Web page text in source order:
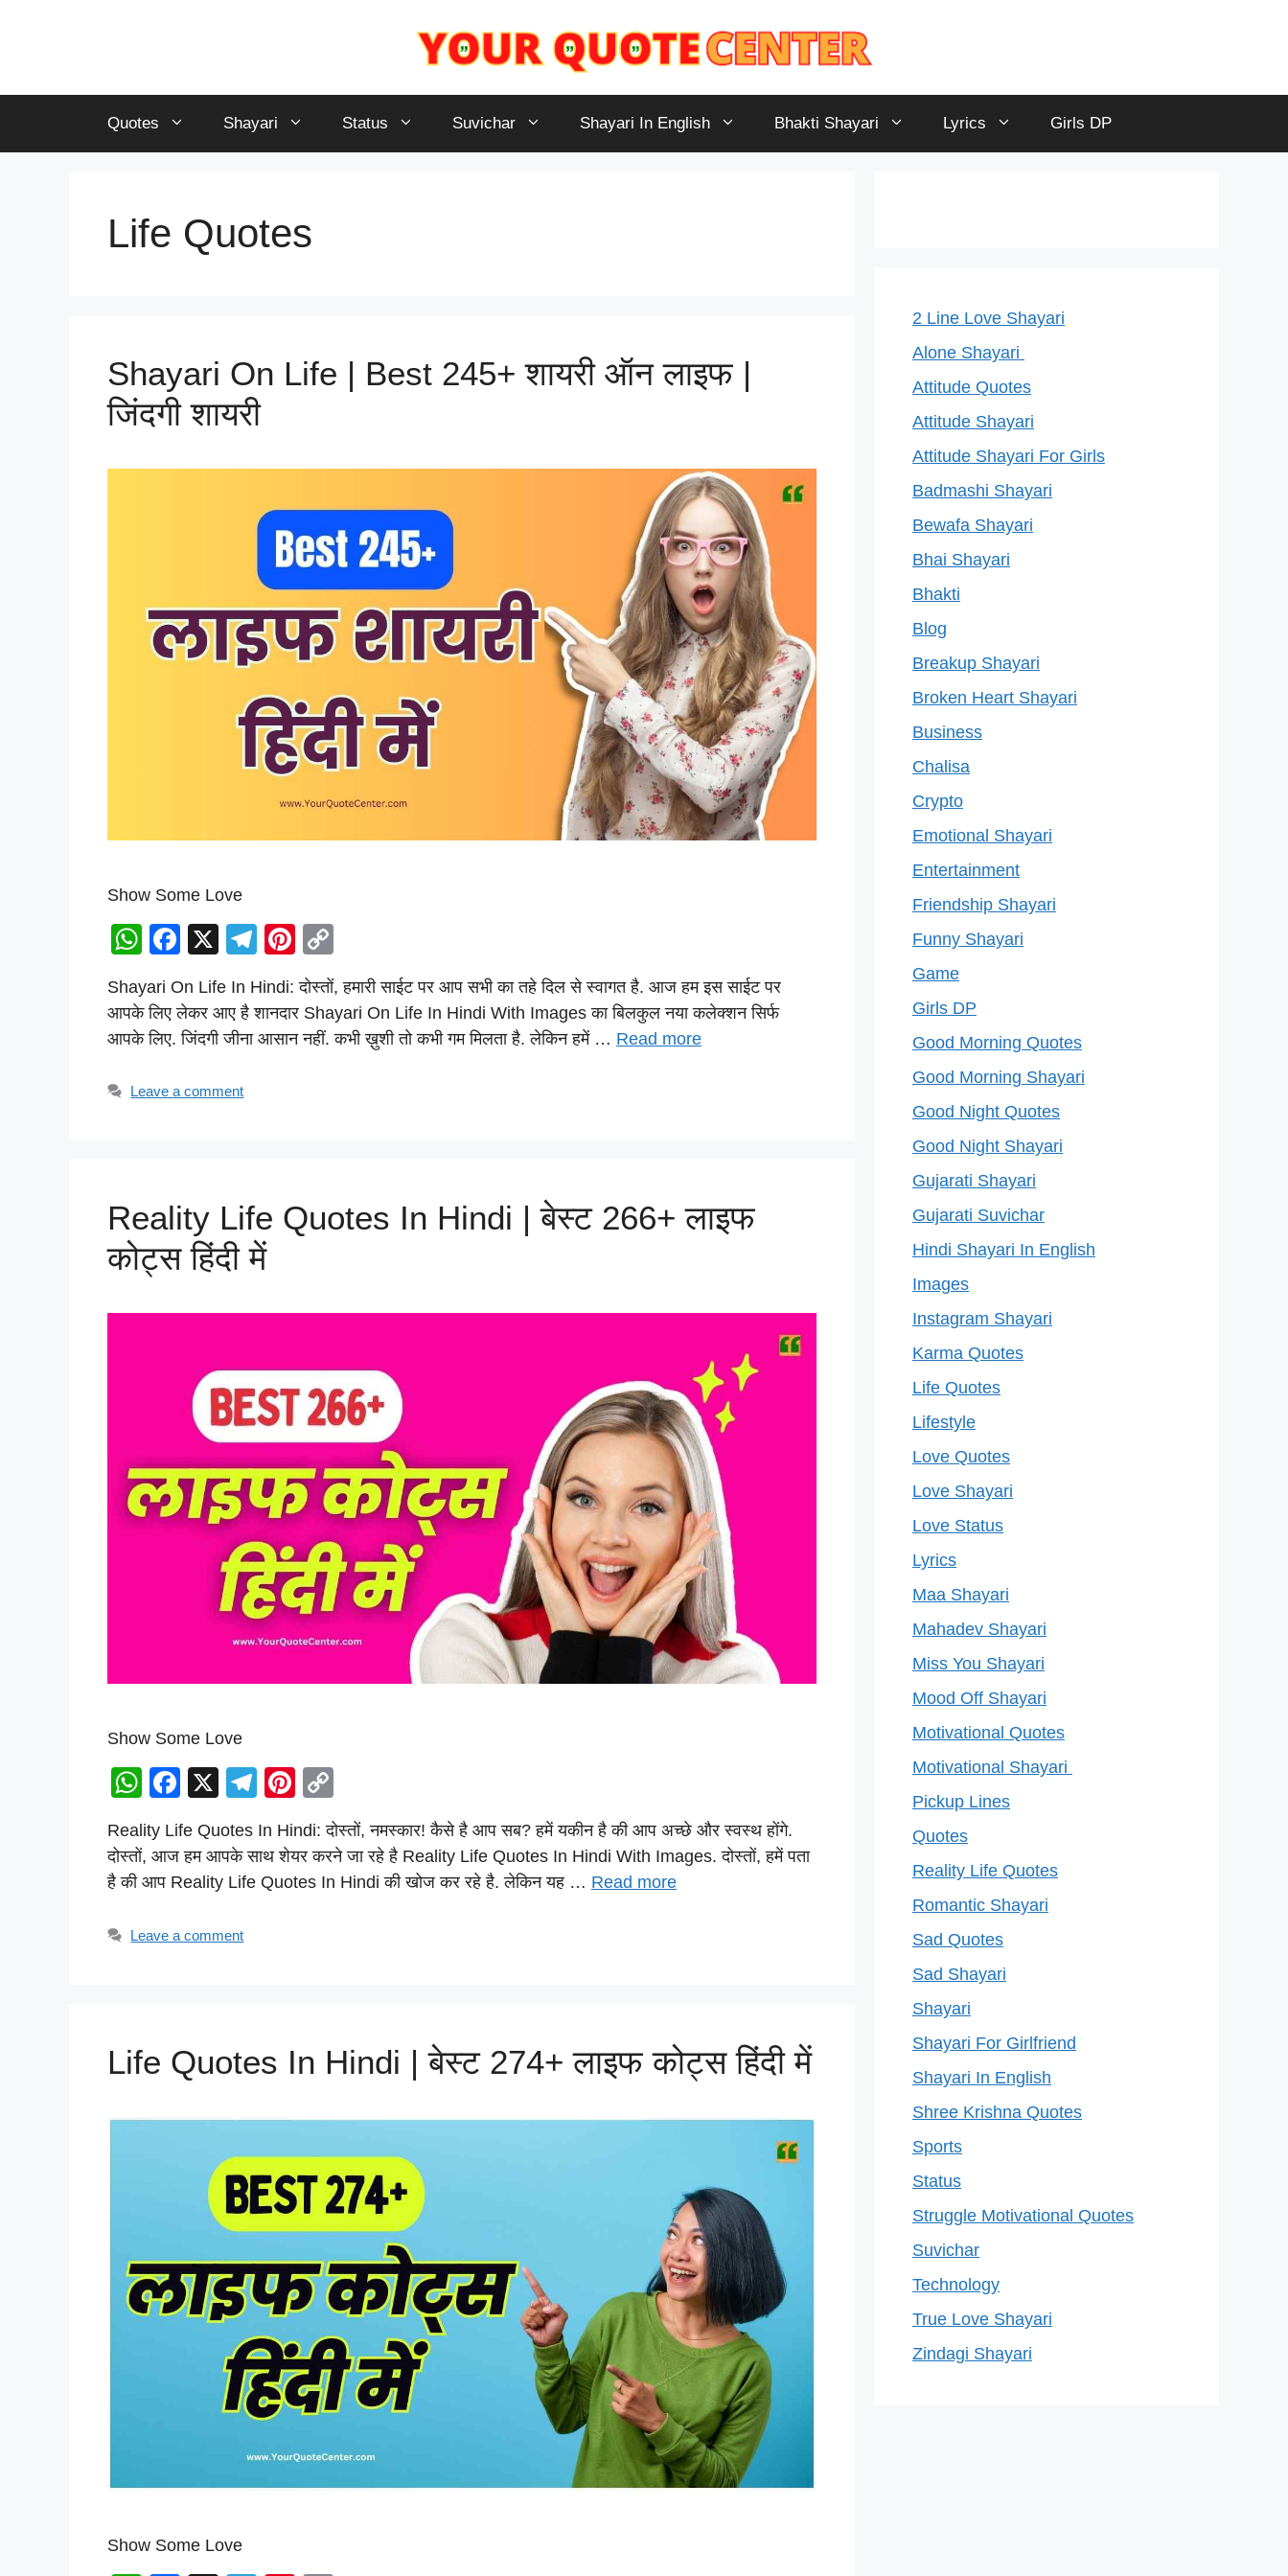
Quotes Shayari Status Suvichar Shayari In English Bhakti Shayari Lyrics Girls DP
Life Quotes
Shayari On Life | Best 245+ शायरी ऑन लाइफ |
जिंदगी शायरी
Show Some Love
W
at
s
p
F
c
e
o
X
T
e
gr
Pi
nt
er
e
p
y
Shayari On Life In Hindi: दोस्तों, हमारी साईट पर आप सभी का तहे दिल से स्वागत है. आज हम इस साईट पर
आपके लिए लेकर आए है शानदार Shayari On Life In Hindi With Images का बिलकुल नया कलेक्शन सिर्फ
आपके लिए. जिंदगी जीना आसान नहीं. कभी ख़ुशी तो कभी गम मिलता है. लेकिन हमें … Read more
Leave a comment
Reality Life Quotes In Hindi | बेस्ट 266+ लाइफ
कोट्स हिंदी में
Show Some Love
W
at
s
p
F
c
e
o
X
T
e
gr
Pi
er
e
o
p
y
Reality Life Quotes In Hindi: दोस्तों, नमस्कार! कैसे है आप सब? हमें यकीन है की आप अच्छे और स्वस्थ होंगे.
दोस्तों, आज हम आपके साथ शेयर करने जा रहे है Reality Life Quotes In Hindi With Images. दोस्तों, हमें पता
है की आप Reality Life Quotes In Hindi की खोज कर रहे है. लेकिन यह … Read more
Leave a comment
Life Quotes In Hindi | बेस्ट 274+ लाइफ कोट्स हिंदी में
Show Some Love
2 Line Love Shayari
Alone Shayari
Attitude Quotes
Attitude Shayari
Attitude Shayari For Girls
Badmashi Shayari
Bewafa Shayari
Bhai Shayari
Bhakti
Blog
Breakup Shayari
Broken Heart Shayari
Business
Chalisa
Crypto
Emotional Shayari
Entertainment
Friendship Shayari
Funny Shayari
Game
Girls DP
Good Morning Quotes
Good Morning Shayari
Good Night Quotes
Good Night Shayari
Gujarati Shayari
Gujarati Suvichar
Hindi Shayari In English
Images
Instagram Shayari
Karma Quotes
Life Quotes
Lifestyle
Love Quotes
Love Shayari
Love Status
Lyrics
Maa Shayari
Mahadev Shayari
Miss You Shayari
Mood Off Shayari
Motivational Quotes
Motivational Shayari
Pickup Lines
Quotes
Reality Life Quotes
Romantic Shayari
Sad Quotes
Sad Shayari
Shayari
Shayari For Girlfriend
Shayari In English
Shree Krishna Quotes
Sports
Status
Struggle Motivational Quotes
Suvichar
Technology
True Love Shayari
Zindagi Shayari